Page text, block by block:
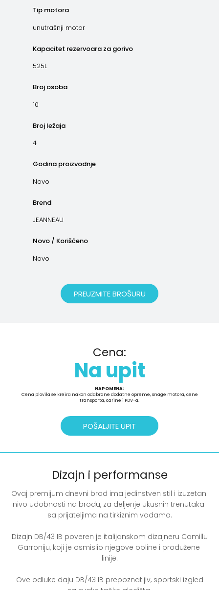
Tip motora
unutrašnji motor
Kapacitet rezervoara za gorivo
525L
Broj osoba
10
Broj ležaja
4
Godina proizvodnje
Novo
Brend
JEANNEAU
Novo / Korišćeno
Novo
PREUZMITE BROŠURU
Cena:
Na upit
NAPOMENA:
Cena plovila se kreira nakon odabrane dodatne opreme, snage motora, cene
transporta, carine i PDV-a.
POŠALJITE UPIT
Dizajn i performanse
Ovaj premijum dnevni brod ima jedinstven stil i izuzetan
nivo udobnosti na brodu, za deljenje ukusnih trenutaka
sa prijateljima na tirkiznim vodama.
Garroniju, koji je osmislio njegove obline i produžene
linije.